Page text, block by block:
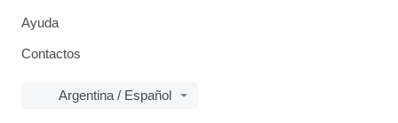
Ayuda
Contactos
Argentina / Español